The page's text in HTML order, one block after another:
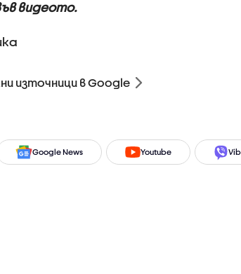
видеото.
източници в Google
Google News Youtube